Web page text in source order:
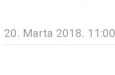
20. Marta 2018. 11:00